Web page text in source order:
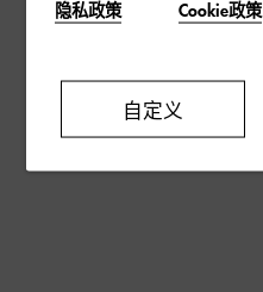
隐私政策 Cookie政策
自定义